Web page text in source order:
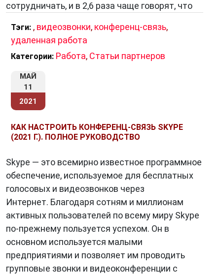
сотрудничать, и в 2,6 раза чаще говорят, что
Тэги: , видеозвонки, конференц-связь,
удаленная работа
Категории: Работа, Статьи партнеров
МАЙ
11
2021
КАК НАСТРОИТЬ КОНФЕРЕНЦ-СВЯЗЬ SKYPE
(2021 Г.). ПОЛНОЕ РУКОВОДСТВО
Skype — это всемирно известное программное
обеспечение, используемое для бесплатных
голосовых и видеозвонков через
Интернет. Благодаря сотням и миллионам
активных пользователей по всему миру Skype
по-прежнему пользуется успехом. Он в
основном используется малыми
предприятиями и позволяет им проводить
групповые звонки и видеоконференции с